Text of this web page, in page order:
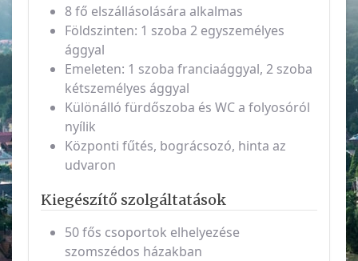
8 fő elszállásolására alkalmas
Földszinten: 1 szoba 2 egyszemélyes
ággyal
Emeleten: 1 szoba franciaággyal, 2 szoba
kétszemélyes ággyal
Különálló fürdőszoba és WC a folyosóról
nyílik
Központi fűtés, bográcsozó, hinta az
udvaron
Kiegészítő szolgáltatások
50 fős csoportok elhelyezése
szomszédos házakban